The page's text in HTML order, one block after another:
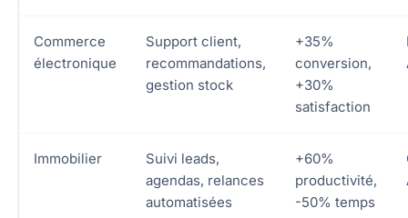
Commerce
électronique
Support client,
recommandations,
gestion stock
+35%
conversion,
+30%
satisfaction
Immobilier
Suivi leads,
agendas, relances
automatisées
+60%
productivité,
-50% temps